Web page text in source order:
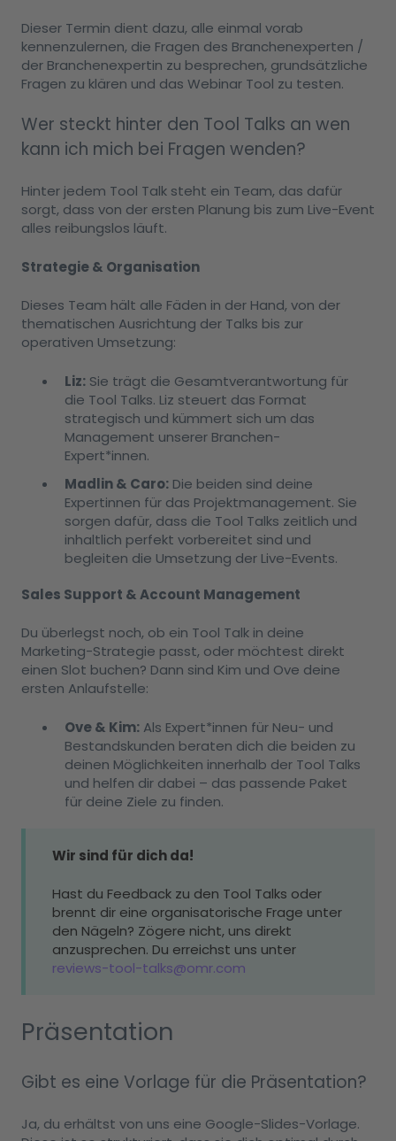
Dieser Termin dient dazu, alle einmal vorab
kennenzulernen, die Fragen des Branchenexperten /
der Branchenexpertin zu besprechen, grundsätzliche
Fragen zu klären und das Webinar Tool zu testen.
Wer steckt hinter den Tool Talks an wen
kann ich mich bei Fragen wenden?
Hinter jedem Tool Talk steht ein Team, das dafür
sorgt, dass von der ersten Planung bis zum Live-Event
alles reibungslos läuft.
Strategie & Organisation
Dieses Team hält alle Fäden in der Hand, von der
thematischen Ausrichtung der Talks bis zur
operativen Umsetzung:
Liz: Sie trägt die Gesamtverantwortung für
die Tool Talks. Liz steuert das Format
strategisch und kümmert sich um das
Management unserer Branchen-
Expert*innen.
Madlin & Caro: Die beiden sind deine
Expertinnen für das Projektmanagement. Sie
sorgen dafür, dass die Tool Talks zeitlich und
inhaltlich perfekt vorbereitet sind und
begleiten die Umsetzung der Live-Events.
Sales Support & Account Management
Du überlegst noch, ob ein Tool Talk in deine
Marketing-Strategie passt, oder möchtest direkt
einen Slot buchen? Dann sind Kim und Ove deine
ersten Anlaufstelle:
Ove & Kim: Als Expert*innen für Neu- und
Bestandskunden beraten dich die beiden zu
deinen Möglichkeiten innerhalb der Tool Talks
und helfen dir dabei – das passende Paket
für deine Ziele zu finden.
Wir sind für dich da!
Hast du Feedback zu den Tool Talks oder
brennt dir eine organisatorische Frage unter
den Nägeln? Zögere nicht, uns direkt
anzusprechen. Du erreichst uns unter
reviews-tool-talks@omr.com
Präsentation
Gibt es eine Vorlage für die Präsentation?
Ja, du erhältst von uns eine Google-Slides-Vorlage.